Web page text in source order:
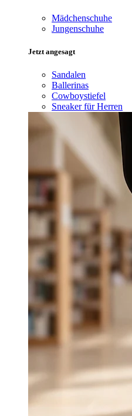
Mädchenschuhe
Jungenschuhe
Jetzt angesagt
Sandalen
Ballerinas
Cowboystiefel
Sneaker für Herren